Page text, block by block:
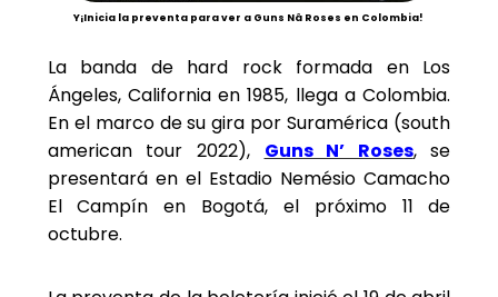
Y¡Inicia la preventa para ver a Guns Nâ Roses en Colombia!
La banda de hard rock formada en Los
Ángeles, California en 1985, llega a Colombia.
En el marco de su gira por Suramérica (south
american tour 2022), Guns N’ Roses, se
presentará en el Estadio Nemésio Camacho
El Campín en Bogotá, el próximo 11 de
octubre.